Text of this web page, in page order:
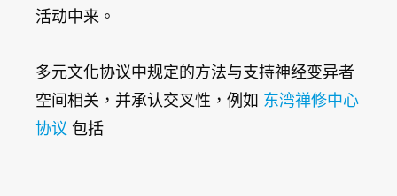
活动中来。
多元文化协议中规定的方法与支持神经变异者
空间相关，并承认交叉性，例如 东湾禅修中心
协议 包括